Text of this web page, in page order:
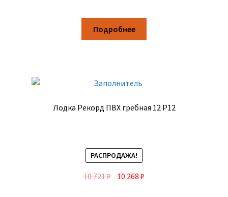
Подробнее
Лодка Рекорд ПВХ гребная 12 Р12
РАСПРОДАЖА!
10 721₽ 10 268₽